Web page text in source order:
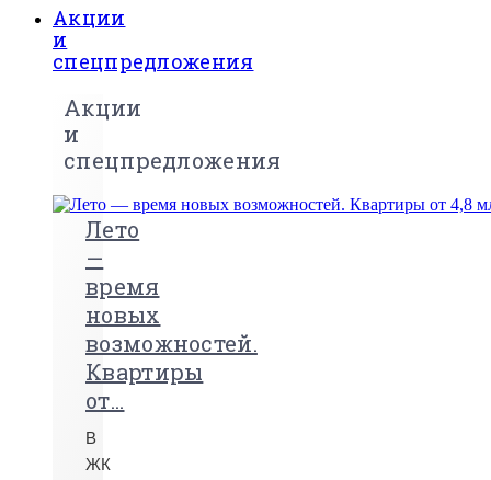
Акции
и
спецпредложения
Акции
и
спецпредложения
Лето
—
время
новых
возможностей.
Квартиры
от...
В
ЖК